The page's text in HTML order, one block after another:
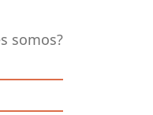
somos?